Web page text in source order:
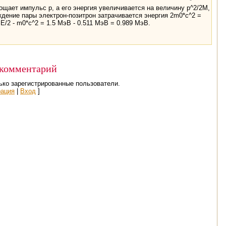
импульс p, а его энергия увеличивается на величину p^2/2M,
пары электрон-позитрон затрачивается энергия 2m0*c^2 =
E/2 - m0*c^2 = 1.5 МэВ - 0.511 МэВ = 0.989 МэВ.
зарегистрированные пользователи.
| Вход ]